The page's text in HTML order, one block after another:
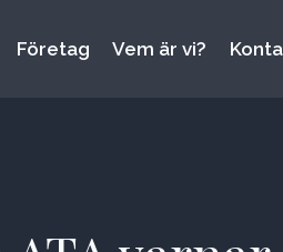
Företag Vem är vi?